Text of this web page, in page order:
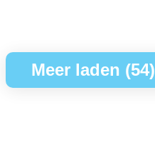
Meer laden (54)